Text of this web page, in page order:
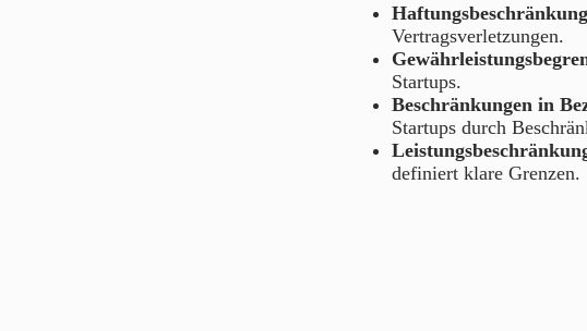
Vertragsverletzungen.
Startups.
Beschränkungen in
Startups durch
definiert klare Grenzen.